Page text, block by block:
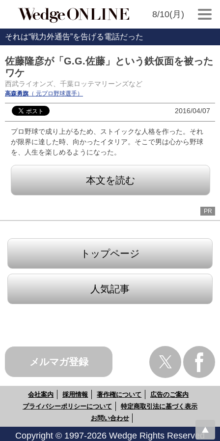
8/10(月)
それは“戦力外通告”を告げる電話だった
佐藤隆彦が「G.G.佐藤」という鉄仮面を被った
ワケ
西武ライオンズ、千葉ロッテマリーンズなど
高森勇旗 （ 元プロ野球選手）
2016/04/07
プロ野球で成り上がるため、ストイックな人格を作った。それ
が限界に達した時、向かったイタリア。そこで男は心から野球
を、人生を楽しめるようになった。
本文を読む
PR
トップページ
人気記事
メルマガ登録
会社案内 採用情報 著作権について
広告のご案内
プライバシーポリシーについて
特定商取引法に基づく表示
お問い合わせ
Copyright © 1997-2026 Wedge Rights Reserved